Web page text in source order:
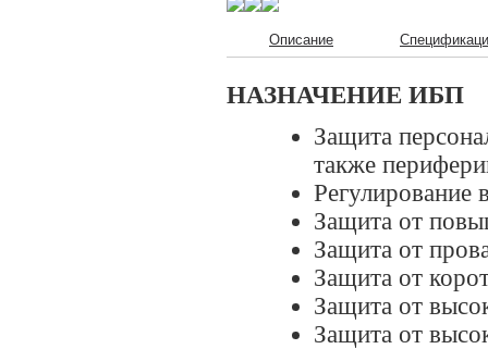
Описание
НАЗНАЧЕНИЕ ИБП
Защита
также
Регулирование
Защита от
Защита от
Защита от
Защита от
Защита от